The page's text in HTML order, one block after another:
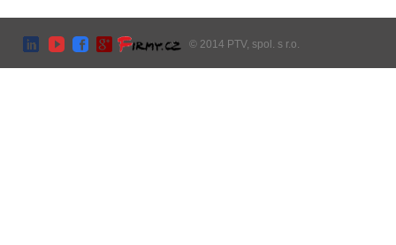
© 2014 PTV, spol. s r.o.